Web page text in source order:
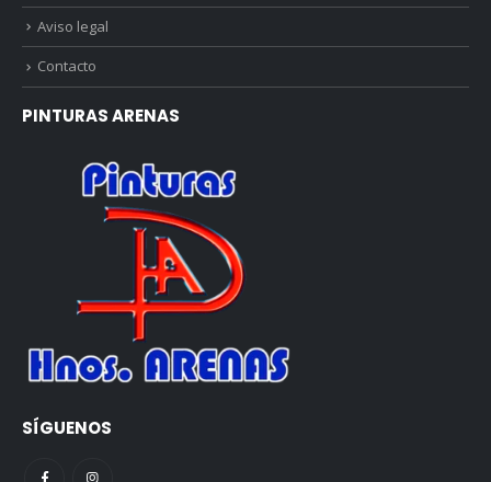
Aviso legal
Contacto
PINTURAS ARENAS
SÍGUENOS